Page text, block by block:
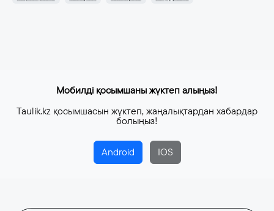
Мобилді қосымшаны жүктеп алыңыз!
Taulik.kz қосымшасын жүктеп, жаңалықтардан хабардар
болыңыз!
Android IOS